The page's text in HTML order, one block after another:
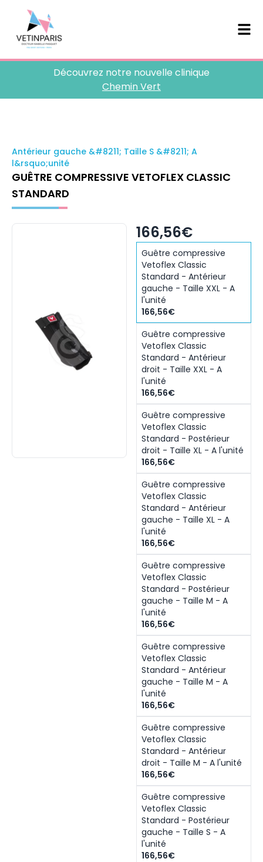
Découvrez notre nouvelle clinique
Chemin Vert
Antérieur gauche &#8211; Taille S &#8211; A
l&rsquo;unité
GUÊTRE COMPRESSIVE VETOFLEX CLASSIC
STANDARD
166,56€
Guêtre compressive
Vetoflex Classic
Standard - Antérieur
gauche - Taille XXL - A
l'unité
166,56€
Guêtre compressive
Vetoflex Classic
Standard - Antérieur
droit - Taille XXL - A
l'unité
166,56€
Guêtre compressive
Vetoflex Classic
Standard - Postérieur
droit - Taille XL - A l'unité
166,56€
Guêtre compressive
Vetoflex Classic
Standard - Antérieur
gauche - Taille XL - A
l'unité
166,56€
Guêtre compressive
Vetoflex Classic
Standard - Postérieur
gauche - Taille M - A
l'unité
166,56€
Guêtre compressive
Vetoflex Classic
Standard - Antérieur
gauche - Taille M - A
l'unité
166,56€
Guêtre compressive
Vetoflex Classic
Standard - Antérieur
droit - Taille M - A l'unité
166,56€
Guêtre compressive
Vetoflex Classic
Standard - Postérieur
gauche - Taille S - A
l'unité
166,56€